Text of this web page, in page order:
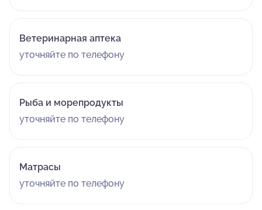
Ветеринарная аптека
уточняйте по телефону
Рыба и морепродукты
уточняйте по телефону
Матрасы
уточняйте по телефону